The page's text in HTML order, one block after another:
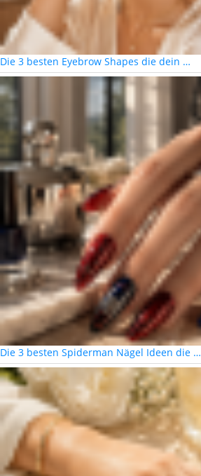
Die 3 besten Eyebrow Shapes die dein …
Die 3 besten Spiderman Nägel Ideen die …